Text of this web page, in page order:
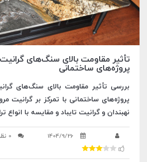
تأثیر مقاومت بالای سنگ‌های
پروژه‌های ساختمانی
بررسی تأثیر مقاومت بالای سنگ‌های
پروژه‌های ساختمانی با تمرکز بر گرانیت
نهبندان و گرانیت تایباد و مقایسه با انواع
1404/9/26 0 نظر